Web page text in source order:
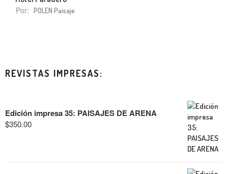
Por: POLEN Paisaje
REVISTAS IMPRESAS:
Edición impresa 35: PAISAJES DE ARENA
$350.00